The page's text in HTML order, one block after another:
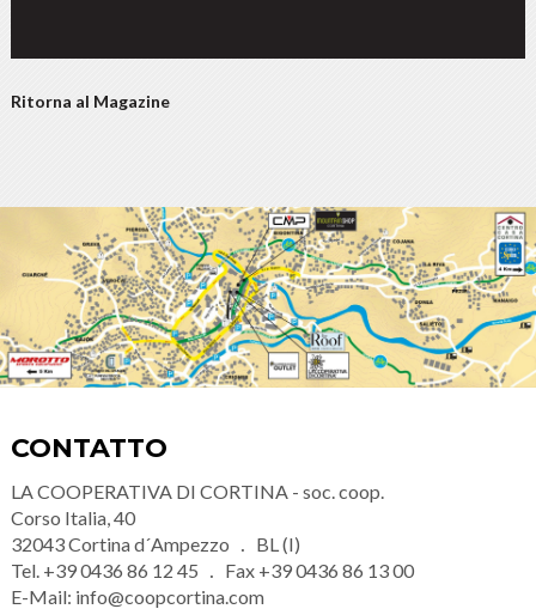
Ritorna al Magazine
CONTATTO
LA COOPERATIVA DI CORTINA - soc. coop.
Corso Italia, 40
32043Cortina d´Ampezzo
BL (I)
Tel. +39 0436 86 12 45 Fax +39 0436 86 13 00
E-Mail: info@coopcortina.com